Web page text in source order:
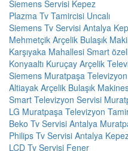
Siemens Servisi Kepez
Plazma Tv Tamircisi Uncalı
Siemens Tv Servisi Antalya
Mehmetçik Arçelik Bulaşık
Karşıyaka Mahallesi Smart
Konyaaltı Kuruçay Arçelik
Siemens Muratpaşa
Altiayak Arçelik Bulaşık
Smart Televizyon Servisi
LG Muratpaşa Televizyon
Beko Tv Servisi Antalya
Philips Tv Servisi Antalya
LCD Tv Servisi Fener